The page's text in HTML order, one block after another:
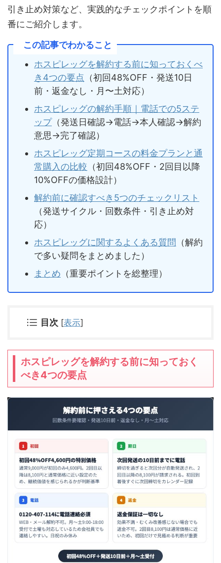
引き止め対策など、実践的なチェックポイントを順
番にご紹介します。
この記事でわかること
ホスピレッグを解約する前に知っておくべ
き4つの要点 （初回48%OFF・発送10日
前・返金なし・月〜土対応）
ホスピレッグの解約手順｜電話での5ステ
ップ（発送日確認→電話→本人確認→解約
意思→完了確認）
ホスピレッグ定期コースの料金プランと通
常購入の比較 （初回48%OFF・2回目以降
10%OFFの価格設計）
解約前に確認すべき5つのチェックリスト
（発送サイクル・回数条件・引き止め対
応）
ホスピレッグに関するよくある質問 （解約
で多い疑問をまとめました）
まとめ （重要ポイントを総整理）
目次 [表示]
ホスピレッグを解約する前に知っておく
べき4つの要点